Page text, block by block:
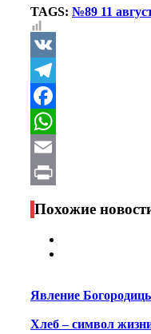
TAGS: №89 11
VK
Telegram
Facebook
WhatsApp
Email
Print
Похожие
Явление
Хлеб – символ